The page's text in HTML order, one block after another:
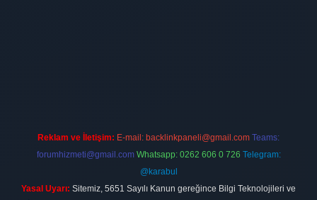
Reklam ve İletişim: E-mail: backlinkpaneli@gmail.com Teams:
forumhizmeti@gmail.com Whatsapp: 0262 606 0 726 Telegram:
@karabul
Yasal Uyarı: Sitemiz, 5651 Sayılı Kanun gereğince Bilgi Teknolojileri ve